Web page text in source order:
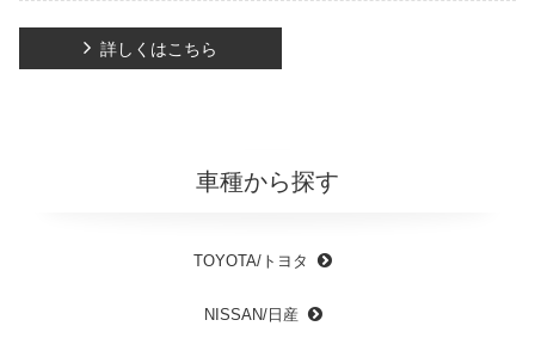
詳しくはこちら
車種から探す
TOYOTA/トヨタ
NISSAN/日産